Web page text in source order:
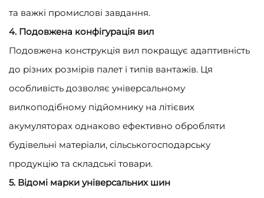
та важкі промислові завдання.
4. Подовжена конфігурація вил
Подовжена конструкція вил покращує адаптивність
до різних розмірів палет і типів вантажів. Ця
особливість дозволяє універсальному
вилкоподібному підйомнику на літієвих
акумуляторах однаково ефективно обробляти
будівельні матеріали, сільськогосподарську
продукцію та складські товари.
5. Відомі марки універсальних шин